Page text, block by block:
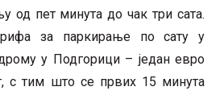
од пет минута до чак три сата.
за паркирање по сату у
у Подгорици – један евро
с тим што се првих 15 минута